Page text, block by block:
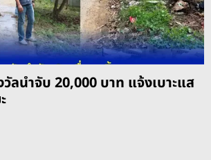
ลนำจับ 20,000 บาท แจ้งเบาะแส